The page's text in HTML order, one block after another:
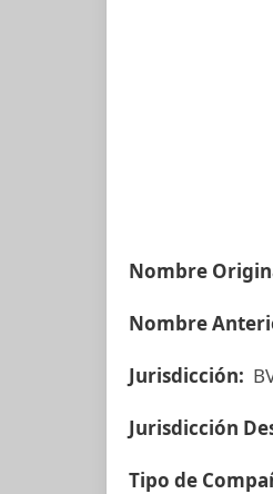
Nombre
Nombre
Jurisdicción:
Jurisdicción
Tipo de